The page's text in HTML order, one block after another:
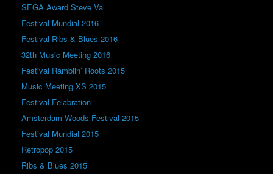
SEGA Award Steve Vai
Festival Mundial 2016
Festival Ribs & Blues 2016
32th Music Meeting 2016
Festival Ramblin’ Roots 2015
Music Meeting XS 2015
Festival Felabration
Amsterdam Woods Festival 2015
Festival Mundial 2015
Retropop 2015
Ribs & Blues 2015